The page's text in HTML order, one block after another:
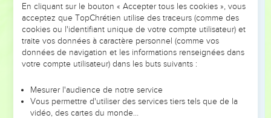
et tel le resserre plus qu'il ne faut, qui sera dans la disette.
Celui qui est bienfaisant sera rassasié, et celui qui arrose,
sera aussi arrosé lui-même.
Celui qui retient le blé est maudit du peuple ; mais la
Celui qui recherche le bien, acquiert de la faveur ; mais le
mal arrivera à celui qui le poursuit.
En cliquant sur le bouton « Accepter tous les cookies », vous
acceptez que TopChrétien utilise des traceurs (comme des
cookies ou l'identifiant unique de votre compte utilisateur) et
traite vos données à caractère personnel (comme vos
données de navigation et les informations renseignées dans
votre compte utilisateur) dans les buts suivants :
Mesurer l'audience de notre service
Vous permettre d'utiliser des services tiers tels que de la
vidéo, des cartes du monde…